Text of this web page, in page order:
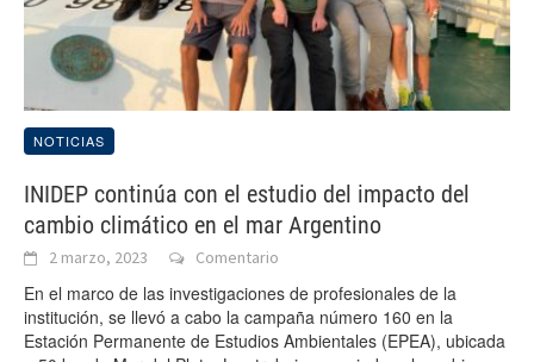
NOTICIAS
INIDEP continúa con el estudio del impacto del
cambio climático en el mar Argentino
2 marzo, 2023 Comentario
En el marco de las investigaciones de profesionales de la
institución, se llevó a cabo la campaña número 160 en la
Estación Permanente de Estudios Ambientales (EPEA), ubicada